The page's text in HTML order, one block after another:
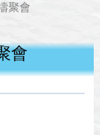
聚會
會